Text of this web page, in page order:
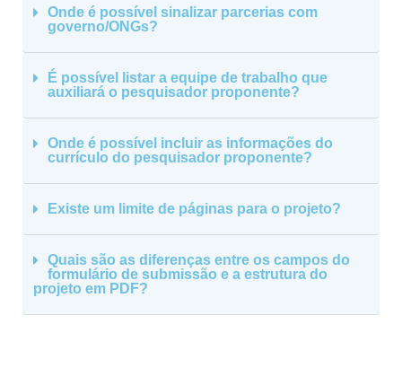
Onde é possível sinalizar parcerias com
governo/ONGs?
É possível listar a equipe de trabalho que
auxiliará o pesquisador proponente?
Onde é possível incluir as informações do
currículo do pesquisador proponente?
Existe um limite de páginas para o projeto?
Quais são as diferenças entre os campos do
formulário de submissão e a estrutura do
projeto em PDF?